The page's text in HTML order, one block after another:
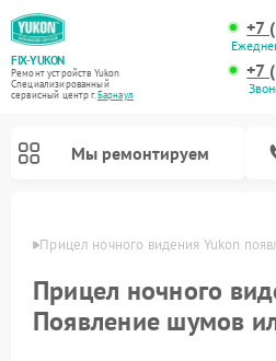
FIX-YUKON
Ремонт устройств Yukon
Специализированный
cервисный центр г.Барнаул
+7
+7
Мы ремонтируем
Прицел ночного видения Yukon
Прицел ночного
Появление шумов